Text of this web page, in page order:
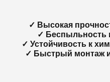
✓ Высокая
✓ Беспыльность
✓ Устойчивость к
✓ Быстрый монтаж